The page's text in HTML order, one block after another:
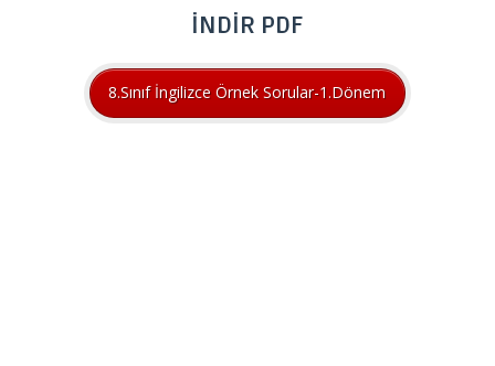
İNDİR PDF
8.Sınıf İngilizce Örnek Sorular-1.Dönem